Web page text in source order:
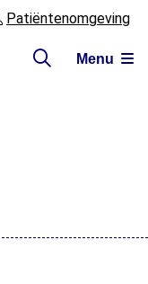
Patiëntenomgeving
Menu